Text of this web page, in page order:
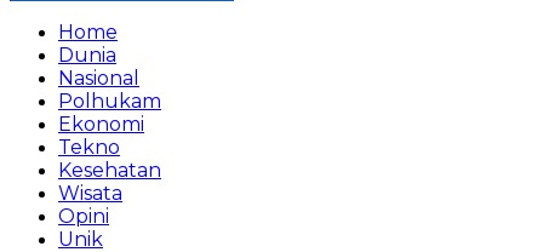
Home
Dunia
Nasional
Polhukam
Ekonomi
Tekno
Kesehatan
Wisata
Opini
Unik